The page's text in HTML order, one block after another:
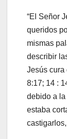
“El Señor
queridos
mismas
describir
Jesús cura
8:17; 14 :
debido a
estaba